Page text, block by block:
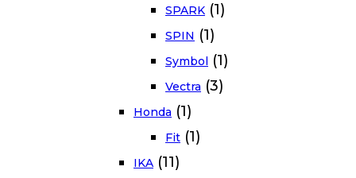
SPARK (1)
SPIN (1)
Symbol (1)
Vectra (3)
Honda (1)
Fit (1)
IKA (11)